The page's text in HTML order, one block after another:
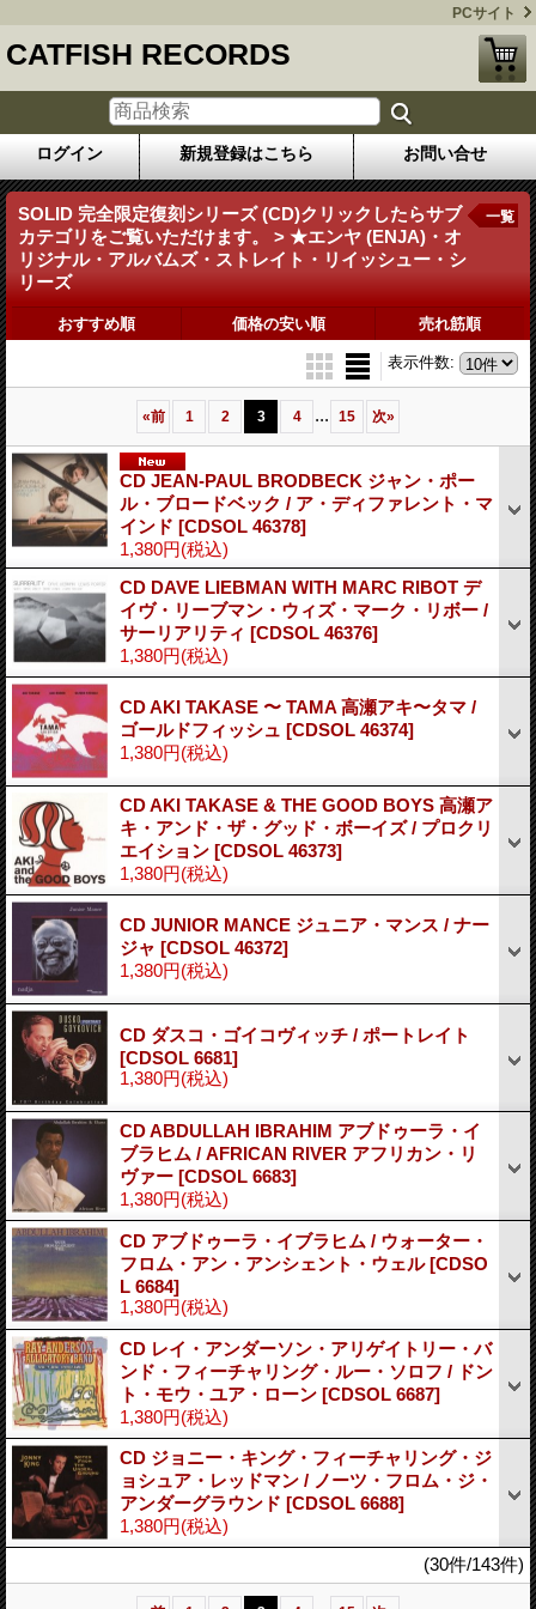
PCサイト
CATFISH RECORDS
ログイン 新規登録はこちら お問い合せ
SOLID 完全限定復刻シリーズ (CD)クリックしたらサブ
カテゴリをご覧いただけます。 > ★エンヤ (ENJA)・オ
リジナル・アルバムズ・ストレイト・リイッシュー・シ
リーズ
一覧
おすすめ順 価格の安い順 売れ筋順
表示件数:
«前 1 2 3 4 ... 15 次»
CD JEAN-PAUL BRODBECK ジャン・ポー
ル・ブロードベック / ア・ディファレント・マ
インド [CDSOL 46378]
1,380円(税込)
CD DAVE LIEBMAN WITH MARC RIBOT デ
イヴ・リーブマン・ウィズ・マーク・リボー /
サーリアリティ [CDSOL 46376]
1,380円(税込)
CD AKI TAKASE 〜 TAMA 高瀬アキ〜タマ /
ゴールドフィッシュ [CDSOL 46374]
1,380円(税込)
CD AKI TAKASE & THE GOOD BOYS 高瀬ア
キ・アンド・ザ・グッド・ボーイズ / プロクリ
エイション [CDSOL 46373]
1,380円(税込)
CD JUNIOR MANCE ジュニア・マンス / ナー
ジャ [CDSOL 46372]
1,380円(税込)
CD ダスコ・ゴイコヴィッチ / ポートレイト
[CDSOL 6681]
1,380円(税込)
CD ABDULLAH IBRAHIM アブドゥーラ・イ
ブラヒム / AFRICAN RIVER アフリカン・リ
ヴァー [CDSOL 6683]
1,380円(税込)
CD アブドゥーラ・イブラヒム / ウォーター・
フロム・アン・アンシェント・ウェル[CDSO
L 6684]
1,380円(税込)
CD レイ・アンダーソン・アリゲイトリー・バ
ンド・フィーチャリング・ルー・ソロフ / ドン
ト・モウ・ユア・ローン [CDSOL 6687]
1,380円(税込)
CD ジョニー・キング・フィーチャリング・ジ
ョシュア・レッドマン / ノーツ・フロム・ジ・
アンダーグラウンド [CDSOL 6688]
1,380円(税込)
(30件/143件)